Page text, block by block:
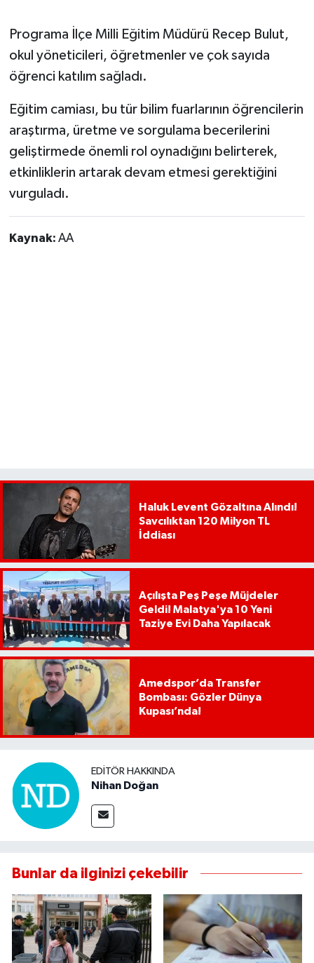
Programa İlçe Milli Eğitim Müdürü Recep Bulut,
okul yöneticileri, öğretmenler ve çok sayıda
öğrenci katılım sağladı.
Eğitim camiası, bu tür bilim fuarlarının öğrencilerin
araştırma, üretme ve sorgulama becerilerini
geliştirmede önemli rol oynadığını belirterek,
etkinliklerin artarak devam etmesi gerektiğini
vurguladı.
Kaynak: AA
Haluk Levent Gözaltına Alındı!
Savcılıktan 120 Milyon TL
İddiası
Açılışta Peş Peşe Müjdeler
Geldi! Malatya'ya 10 Yeni
Taziye Evi Daha Yapılacak
Amedspor’da Transfer
Bombası: Gözler Dünya
Kupası’nda!
EDITÖR HAKKINDA
Nihan Doğan
Bunlar da ilginizi çekebilir